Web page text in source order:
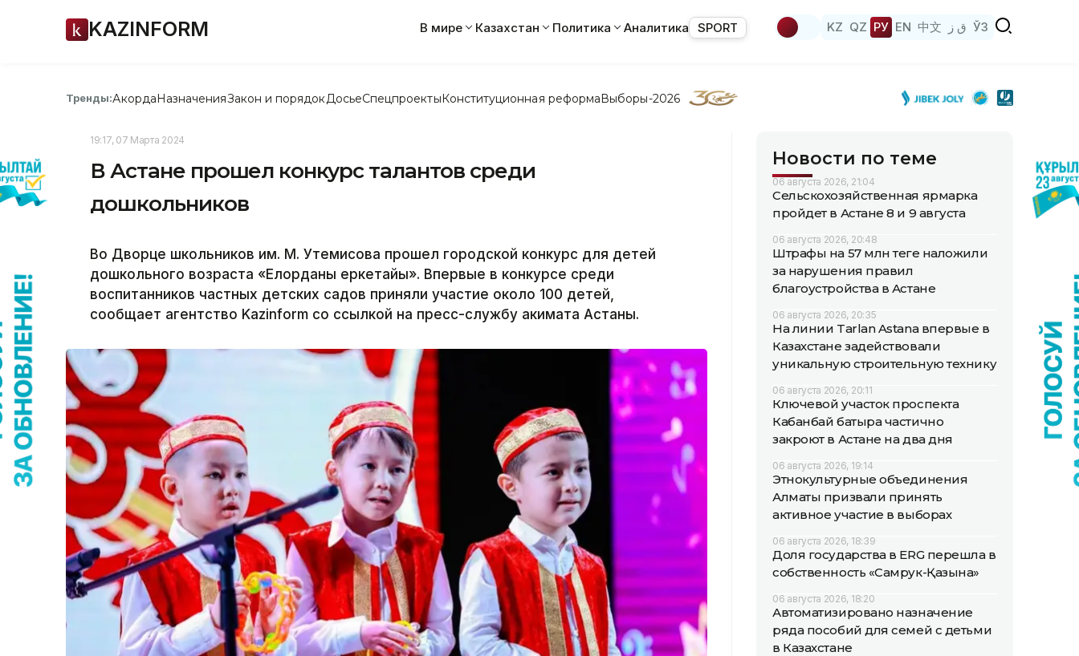
KAZINFORM В мире Казахстан Политика Аналитика SPORT KZ QZ РУ EN 中文 ق ز ЎЗ
Тренды:АкордаНазначенияЗакон и порядок ДосьеСпецпроектыКонституционная реформаВыборы-2026
19:17, 07 Марта 2024
В Астане прошел конкурс талантов среди
дошкольников
Во Дворце школьников им. М. Утемисова прошел городской конкурс для детей
дошкольного возраста «Елорданың еркетайы». Впервые в конкурсе среди
воспитанников частных детских садов приняли участие около 100 детей,
сообщает агентство Kazinform со ссылкой на пресс-службу акимата Астаны.
Новости по теме
06 августа 2026, 21:04
Сельскохозяйственная ярмарка
пройдет в Астане 8 и 9 августа
06 августа 2026, 20:48
Штрафы на 57 млн теңге наложили
за нарушения правил
благоустройства в Астане
06 августа 2026, 20:35
На линии Tarlan Astana впервые в
Казахстане задействовали
уникальную строительную технику
06 августа 2026, 20:11
Ключевой участок проспекта
Кабанбай батыра частично
закроют в Астане на два дня
06 августа 2026, 19:14
Этнокультурные объединения
Алматы призвали принять
активное участие в выборах
06 августа 2026, 18:39
Доля государства в ERG перешла в
собственность «Самрук-Қазына»
06 августа 2026, 18:20
Автоматизировано назначение
ряда пособий для семей с детьми
в Казахстане